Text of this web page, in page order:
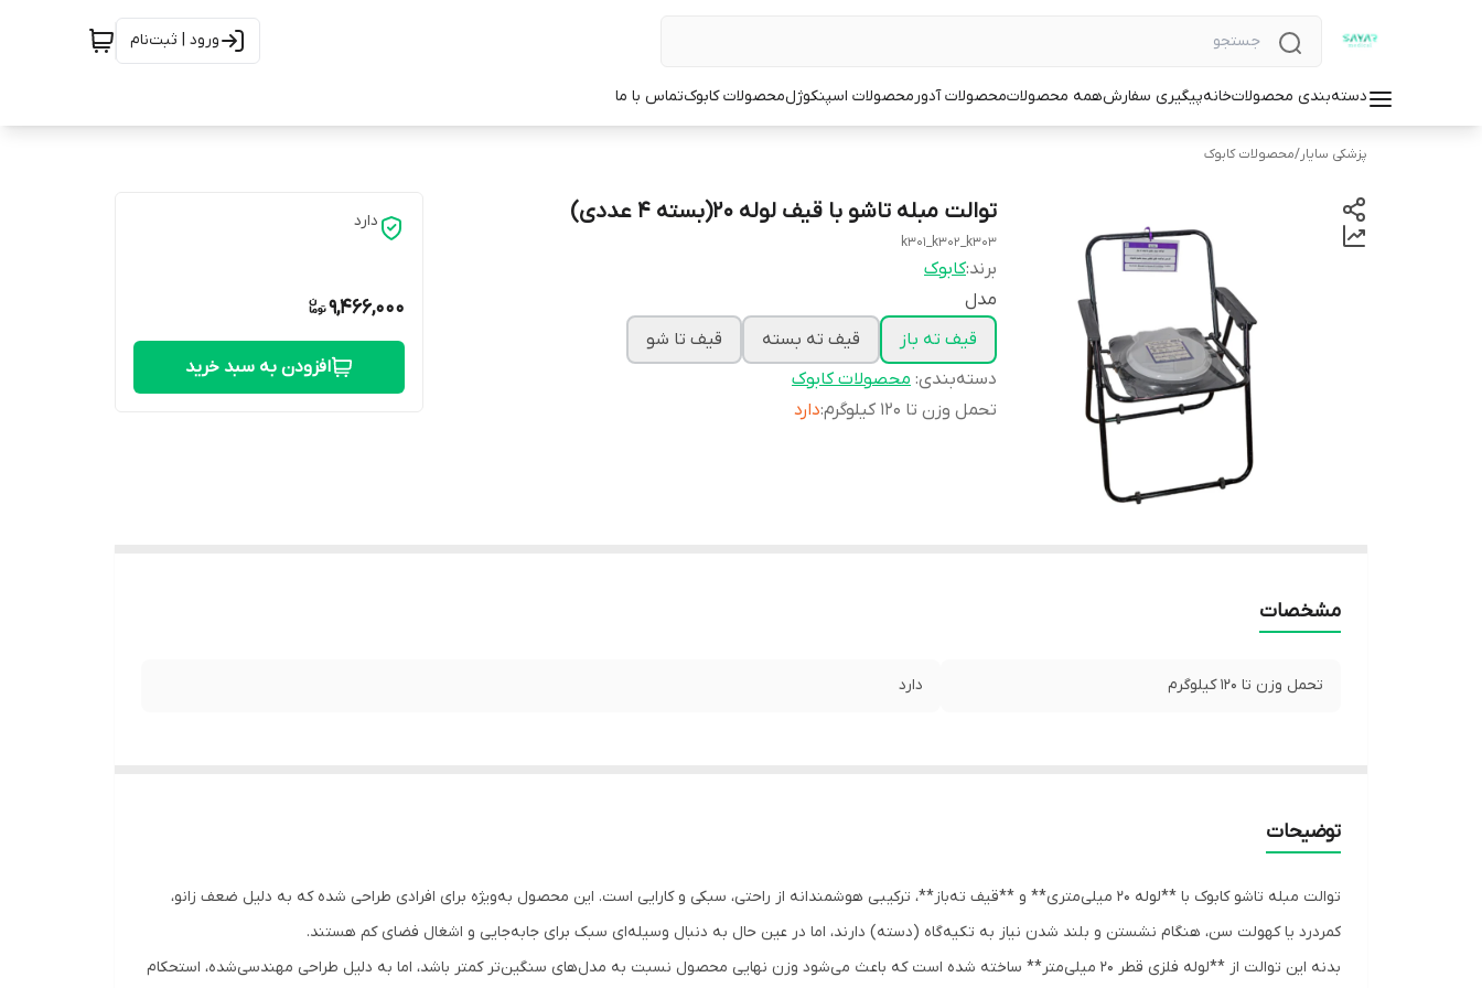
ورود | ثبت‌نام
دسته‌بندی محصولاتخانهپیگیری سفارشهمه محصولاتمحصولات آدورمحصولات اسپنکوژلمحصولات کابوکتماس با ما
پزشکی سایار/محصولات کابوک
توالت مبله تاشو با قیف لوله 20(بسته 4 عددی)
k301_k302_k303
برند:کابوک
مدل
قیف ته باز
قیف ته بسته
قیف تا شو
دسته‌بندی: محصولات کابوک
تحمل وزن تا 120 کیلوگرم
:دارد
دارد
9,466,000
افزودن به سبد خرید
مشخصات
تحمل وزن تا 120 کیلوگرم دارد
توضیحات
توالت مبله تاشو کابوک با **لوله ۲۰ میلی‌متری** و **قیف ته‌باز**، ترکیبی هوشمندانه از راحتی، سبکی و کارایی است. این محصول به‌ویژه برای افرادی طراحی شده که به دلیل ضعف زانو،
کمردرد یا کهولت سن، هنگام نشستن و بلند شدن نیاز به تکیه‌گاه (دسته) دارند، اما در عین حال به دنبال وسیله‌ای سبک برای جابه‌جایی و اشغال فضای کم هستند.
بدنه این توالت از **لوله فلزی قطر ۲۰ میلی‌متر** ساخته شده است که باعث می‌شود وزن نهایی محصول نسبت به مدل‌های سنگین‌تر کمتر باشد، اما به دلیل طراحی مهندسی‌شده، استحکام